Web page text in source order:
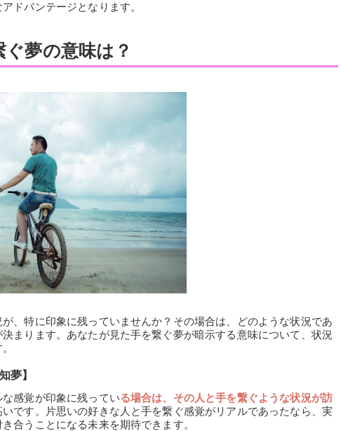
ドバンテージとなります。
ぐ夢の意味は？
、特に印象に残っていませんか？その場合は、どのような状況であ
まります。あなたが見た手を繋ぐ夢が暗示する意味について、状況
夢】
感覚が印象に残っている場合は、その人と手を繋ぐような状況が訪
です。片思いの好きな人と手を繋ぐ感覚がリアルであったなら、実
合うことになる未来を期待できます。